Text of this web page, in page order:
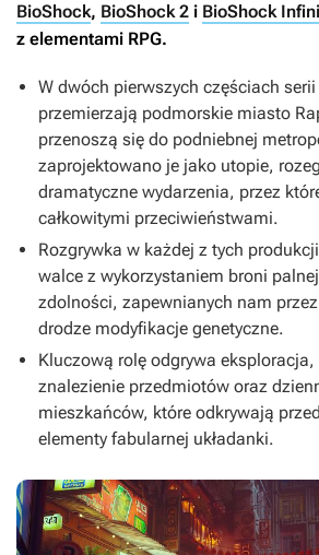
BioShock, BioShock 2 i BioShock
z elementami RPG.
W dwóch pierwszych częściach
przemierzają podmorskie miasto
przenoszą się do podniebnej
zaprojektowano je jako utopie,
dramatyczne wydarzenia, przez
całkowitymi przeciwieństwami.
Rozgrywka w każdej z tych
walce z wykorzystaniem broni
zdolności, zapewnianych nam
drodze modyfikacje genetyczne.
Kluczową rolę odgrywa
znalezienie przedmiotów oraz
mieszkańców, które odkrywają
elementy fabularnej układanki.